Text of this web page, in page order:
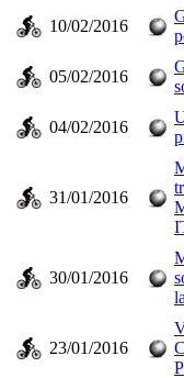
10/02/2016
05/02/2016
04/02/2016
31/01/2016
30/01/2016
23/01/2016